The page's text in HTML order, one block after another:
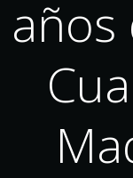
años